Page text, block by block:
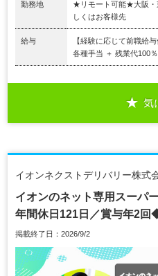
勤務地
★リモート可能★大阪・
しくはお客様先
給与
【経験に応じて前職給
各種手当 ＋ 残業代100％
気
イオンネクストデリバリー株式
イオンのネット専用スーパ
年間休日121日／賞与年2回
掲載終了日：2026/9/2